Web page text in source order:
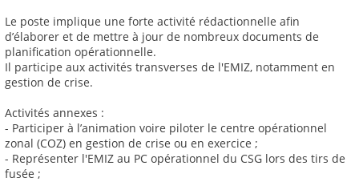
Le poste implique une forte activité rédactionnelle afin
d’élaborer et de mettre à jour de nombreux documents de
planification opérationnelle.
Il participe aux activités transverses de l'EMIZ, notamment en
gestion de crise.
Activités annexes :
- Participer à l’animation voire piloter le centre opérationnel
zonal (COZ) en gestion de crise ou en exercice ;
- Représenter l'EMIZ au PC opérationnel du CSG lors des tirs de
fusée ;